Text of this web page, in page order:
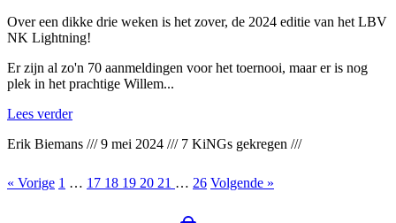
Over een dikke drie weken is het zover, de 2024 editie van het LBV
NK Lightning!
Er zijn al zo'n 70 aanmeldingen voor het toernooi, maar er is nog
plek in het prachtige Willem...
Lees verder
Erik Biemans ///9 mei 2024 /// 7 KiNGs gekregen ///
« Vorige 1 … 17 18 19 20 21 … 26 Volgende »